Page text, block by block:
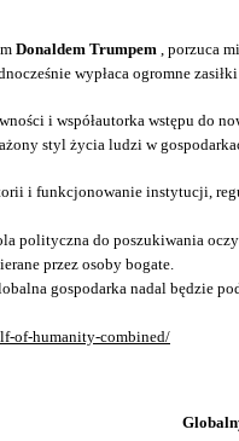
Donaldem Trumpem , porzuca
wypłaca ogromne
i współautorka wstępu do
styl życia ludzi w
i funkcjonowanie instytucji,
polityczna do poszukiwania
przez osoby bogate.
gospodarka nadal będzie
of-humanity-combined/